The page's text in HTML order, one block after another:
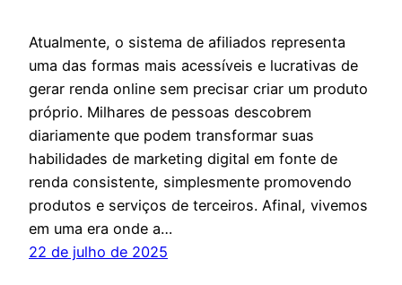
Atualmente, o sistema de afiliados representa
uma das formas mais acessíveis e lucrativas de
gerar renda online sem precisar criar um produto
próprio. Milhares de pessoas descobrem
diariamente que podem transformar suas
habilidades de marketing digital em fonte de
renda consistente, simplesmente promovendo
produtos e serviços de terceiros. Afinal, vivemos
em uma era onde a…
22 de julho de 2025